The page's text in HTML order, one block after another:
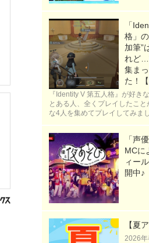
「
格」
加筆”
れど…
集ま
た！
『Identity V 第五人格』が好き
とある人、全くプレイしたこと
な4人を集めてプレイしてみま
「声
MCに
ィー
開中♪
【夏
2026年